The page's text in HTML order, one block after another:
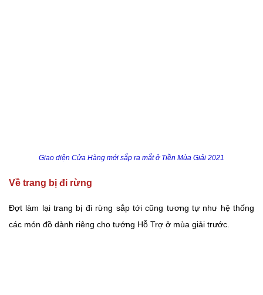
Giao diện Cửa Hàng mới sắp ra mắt ở Tiền Mùa Giải 2021
Về trang bị đi rừng
Đợt làm lại trang bị đi rừng sắp tới cũng tương tự như hệ thống
các món đồ dành riêng cho tướng Hỗ Trợ ở mùa giải trước.